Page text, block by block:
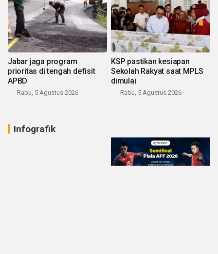
Jabar jaga program
prioritas di tengah defisit
APBD
Rabu, 5 Agustus 2026
KSP pastikan kesiapan
Sekolah Rakyat saat MPLS
dimulai
Rabu, 5 Agustus 2026
Infografik